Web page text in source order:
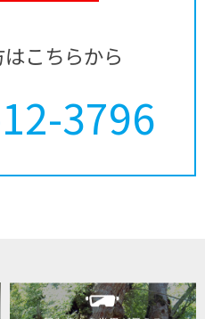
こちらから
3796